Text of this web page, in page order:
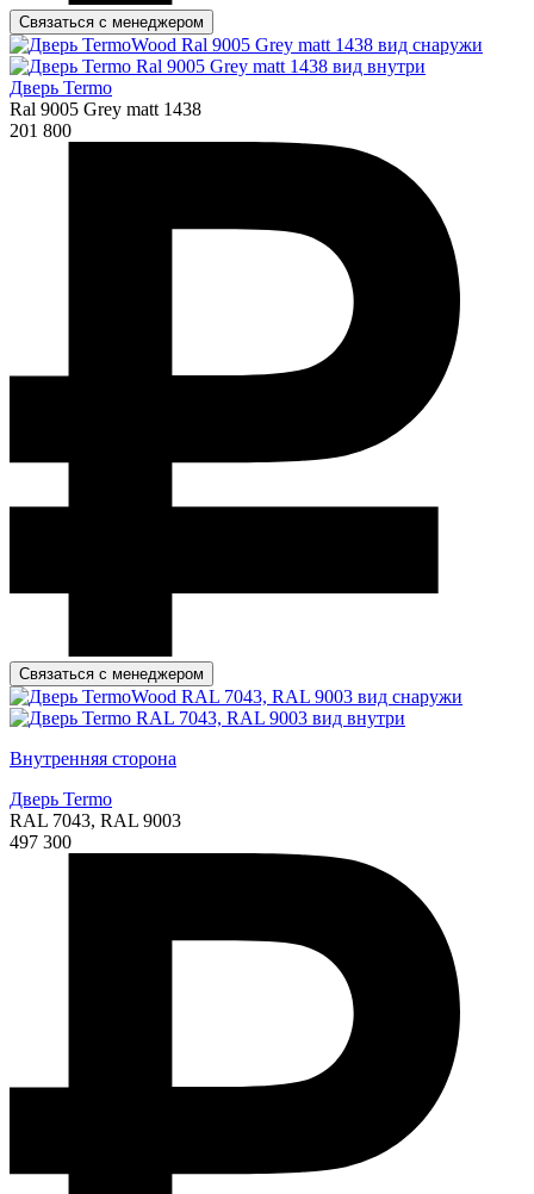
Связаться с менеджером
Дверь Termo
Ral 9005 Grey matt 1438
201 800
Связаться с менеджером
Внутренняя сторона
Дверь Termo
RAL 7043, RAL 9003
497 300